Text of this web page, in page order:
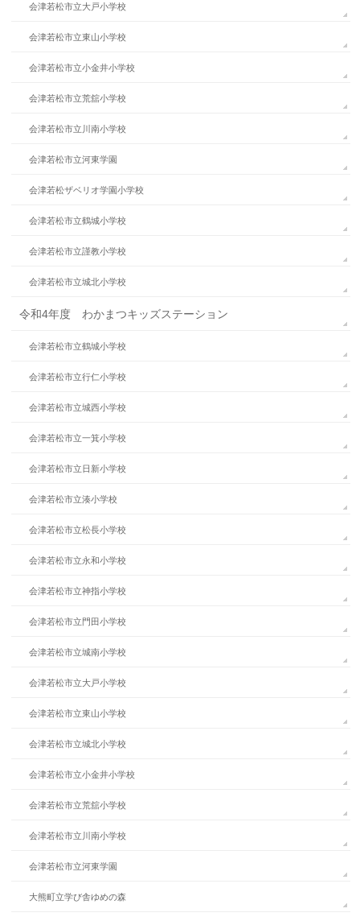
会津若松市立大戸小学校
会津若松市立東山小学校
会津若松市立小金井小学校
会津若松市立荒舘小学校
会津若松市立川南小学校
会津若松市立河東学園
会津若松ザベリオ学園小学校
会津若松市立鶴城小学校
会津若松市立謹教小学校
会津若松市立城北小学校
令和4年度 わかまつキッズステーション
会津若松市立鶴城小学校
会津若松市立行仁小学校
会津若松市立城西小学校
会津若松市立一箕小学校
会津若松市立日新小学校
会津若松市立湊小学校
会津若松市立松長小学校
会津若松市立永和小学校
会津若松市立神指小学校
会津若松市立門田小学校
会津若松市立城南小学校
会津若松市立大戸小学校
会津若松市立東山小学校
会津若松市立城北小学校
会津若松市立小金井小学校
会津若松市立荒舘小学校
会津若松市立川南小学校
会津若松市立河東学園
大熊町立学び舎ゆめの森